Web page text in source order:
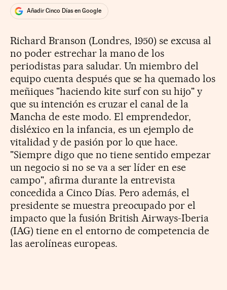
Añadir Cinco Días en Google
Richard Branson (Londres, 1950) se excusa al
no poder estrechar la mano de los
periodistas para saludar. Un miembro del
equipo cuenta después que se ha quemado los
meñiques "haciendo kite surf con su hijo" y
que su intención es cruzar el canal de la
Mancha de este modo. El emprendedor,
disléxico en la infancia, es un ejemplo de
vitalidad y de pasión por lo que hace.
"Siempre digo que no tiene sentido empezar
un negocio si no se va a ser líder en ese
campo", afirma durante la entrevista
concedida a Cinco Días. Pero además, el
presidente se muestra preocupado por el
impacto que la fusión British Airways-Iberia
(IAG) tiene en el entorno de competencia de
las aerolíneas europeas.